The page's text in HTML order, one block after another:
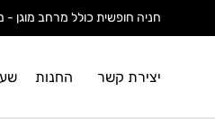
חניה חופשית כולל מרחב מוגן
יצירת קשר החנות